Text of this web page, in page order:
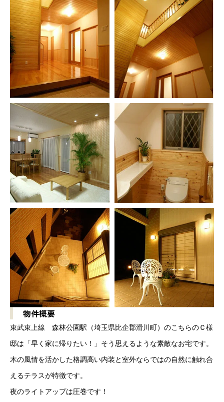
物件概要
東武東上線 森林公園駅（埼玉県比企郡滑川町）のこちらのＣ様
邸は「早く家に帰りたい！」そう思えるような素敵なお宅です。
木の風情を活かした格調高い内装と室外ならではの自然に触れ合
えるテラスが特徴です。
夜のライトアップは圧巻です！